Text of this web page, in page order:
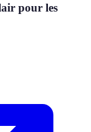
pour les